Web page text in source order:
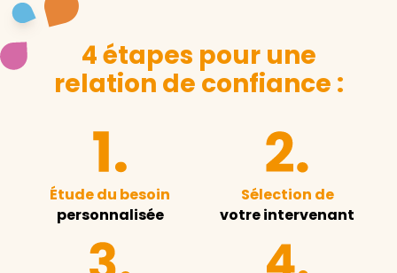
4 étapes pour une
relation de confiance :
Étude du besoin
personnalisée
Sélection de
votre intervenant